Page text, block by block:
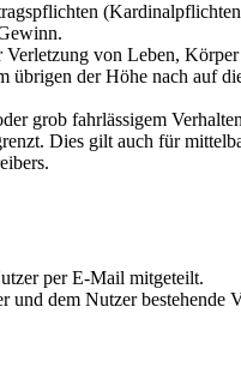
von Leben,
der Höhe nach auf
grob fahrlässigem
Dies gilt auch für
per E-Mail mitgeteilt.
dem Nutzer bestehende